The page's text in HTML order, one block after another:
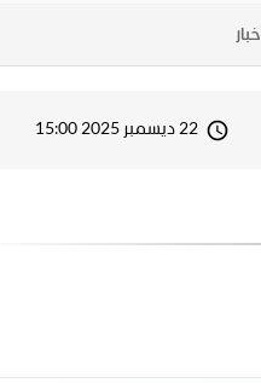
أخبار
22 ديسمبر 2025 15:00